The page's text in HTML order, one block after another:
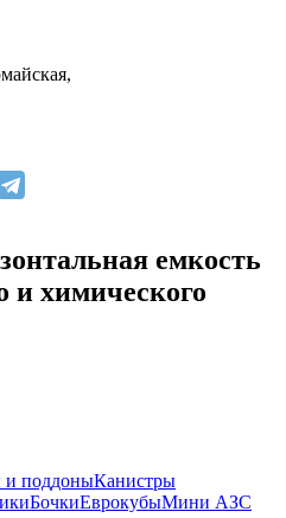
емкость
и химического
и поддоныКанистры
БочкиЕврокубыМини АЗС